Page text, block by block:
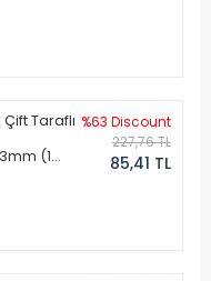
Taraflı
(1
%63 Discount
227,76 TL
85,41 TL